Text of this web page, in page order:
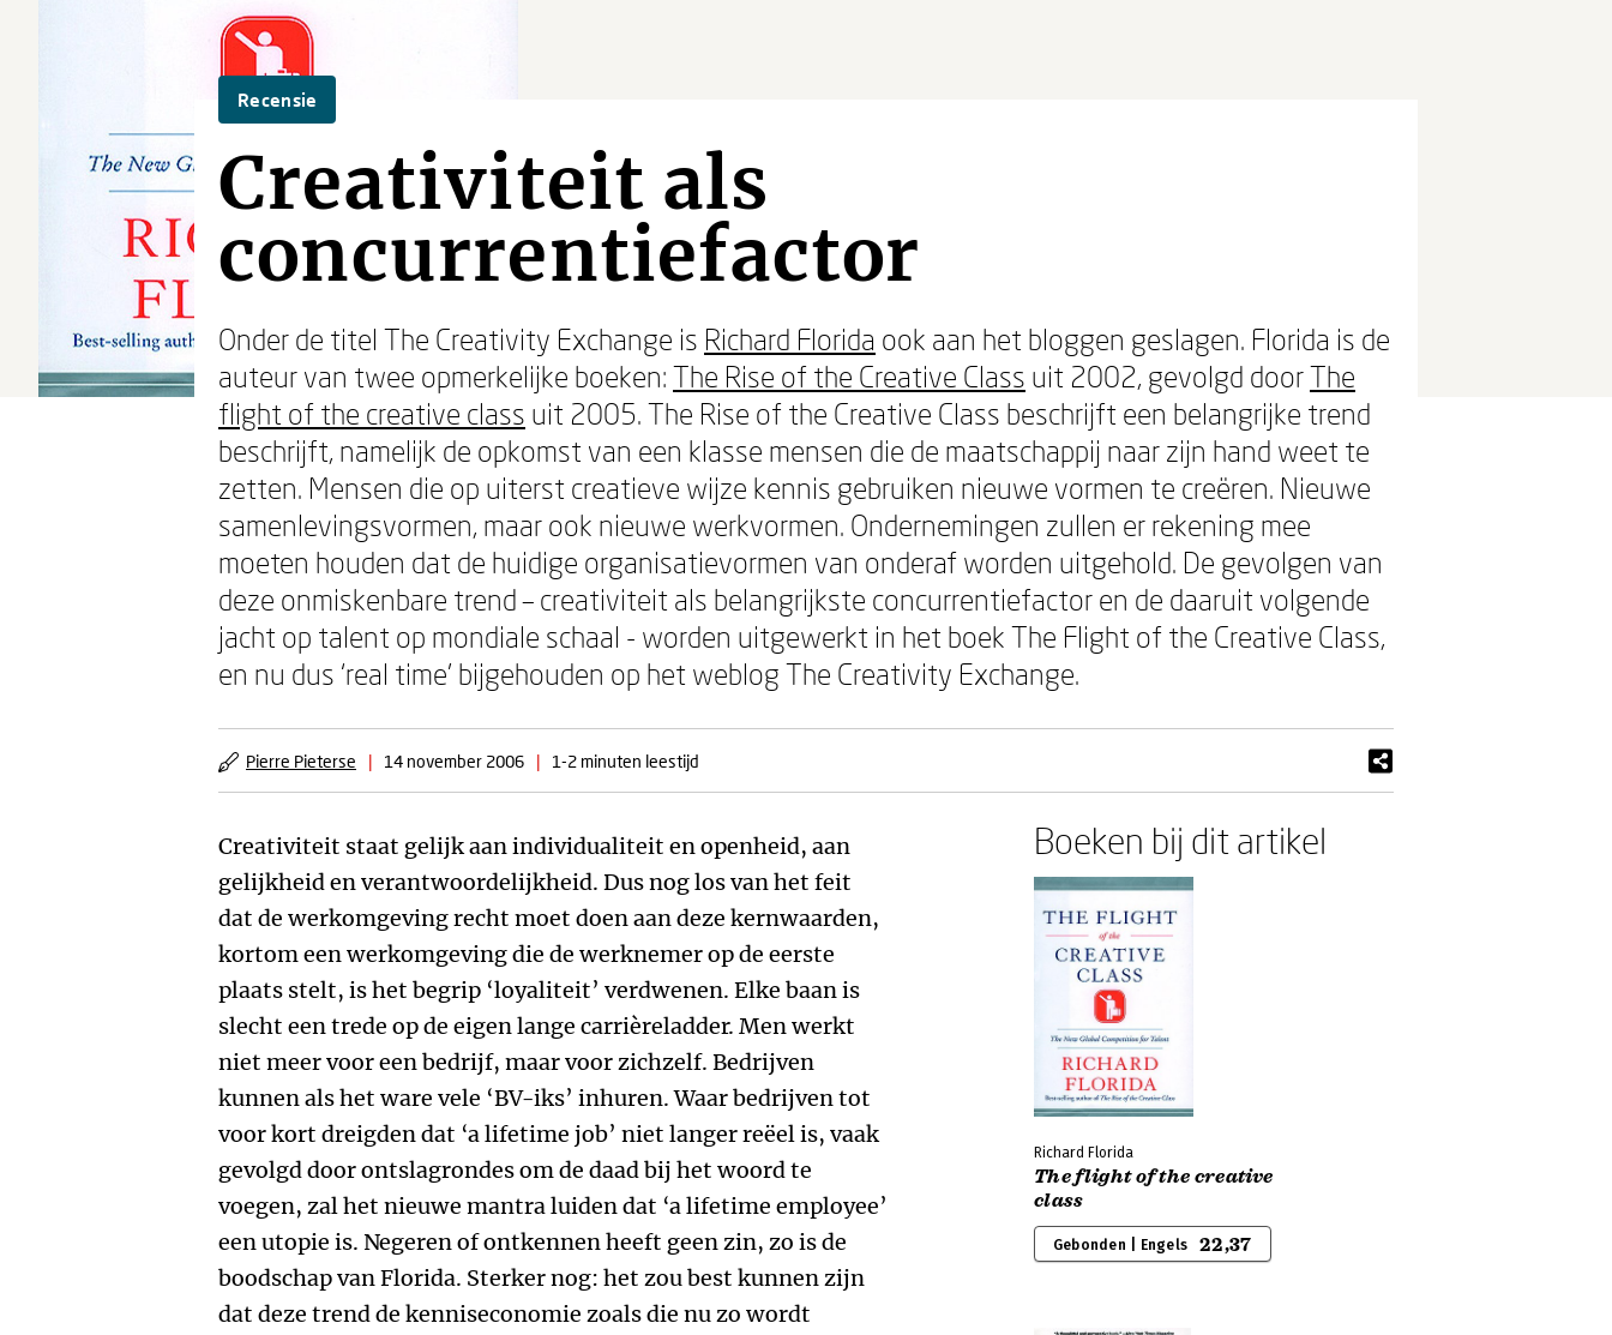
Recensie
Creativiteit als
concurrentiefactor
Onder de titel The Creativity Exchange is Richard Florida ook aan het bloggen geslagen. Florida is de
auteur van twee opmerkelijke boeken: The Rise of the Creative Class uit 2002, gevolgd doorThe
flight of the creative class uit 2005. The Rise of the Creative Class beschrijft een belangrijke trend
beschrijft, namelijk de opkomst van een klasse mensen die de maatschappij naar zijn hand weet te
zetten. Mensen die op uiterst creatieve wijze kennis gebruiken nieuwe vormen te creëren. Nieuwe
samenlevingsvormen, maar ook nieuwe werkvormen. Ondernemingen zullen er rekening mee
moeten houden dat de huidige organisatievormen van onderaf worden uitgehold. De gevolgen van
deze onmiskenbare trend – creativiteit als belangrijkste concurrentiefactor en de daaruit volgende
jacht op talent op mondiale schaal - worden uitgewerkt in het boek The Flight of the Creative Class,
en nu dus ‘real time’ bijgehouden op het weblog The Creativity Exchange.
Pierre Pieterse | 14 november 2006 | 1-2 minuten leestijd
Creativiteit staat gelijk aan individualiteit en openheid, aan
gelijkheid en verantwoordelijkheid. Dus nog los van het feit
dat de werkomgeving recht moet doen aan deze kernwaarden,
kortom een werkomgeving die de werknemer op de eerste
plaats stelt, is het begrip ‘loyaliteit’ verdwenen. Elke baan is
slecht een trede op de eigen lange carrièreladder. Men werkt
niet meer voor een bedrijf, maar voor zichzelf. Bedrijven
kunnen als het ware vele ‘BV-iks’ inhuren. Waar bedrijven tot
voor kort dreigden dat ‘a lifetime job’ niet langer reëel is, vaak
gevolgd door ontslagrondes om de daad bij het woord te
voegen, zal het nieuwe mantra luiden dat ‘a lifetime employee’
een utopie is. Negeren of ontkennen heeft geen zin, zo is de
boodschap van Florida. Sterker nog: het zou best kunnen zijn
dat deze trend de kenniseconomie zoals die nu zo wordt
Boeken bij dit artikel
Richard Florida
The flight of the creative
class
Gebonden | Engels 22,37